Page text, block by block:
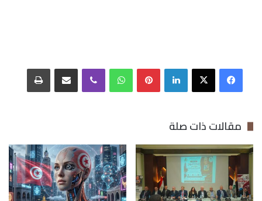
فيسبوك‫X لينكدإن بينتيريستواتساب ڤايبر مشاركة عبر البريد طباعة
مقالات ذات صلة